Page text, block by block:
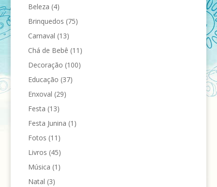
Beleza (4)
Brinquedos (75)
Carnaval (13)
Chá de Bebê (11)
Decoração (100)
Educação (37)
Enxoval (29)
Festa (13)
Festa Junina (1)
Fotos (11)
Livros (45)
Música (1)
Natal (3)